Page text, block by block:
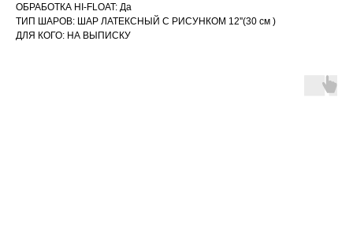
ОБРАБОТКА HI-FLOAT: Да
ТИП ШАРОВ: ШАР ЛАТЕКСНЫЙ С РИСУНКОМ 12''(30 см )
ДЛЯ КОГО: НА ВЫПИСКУ